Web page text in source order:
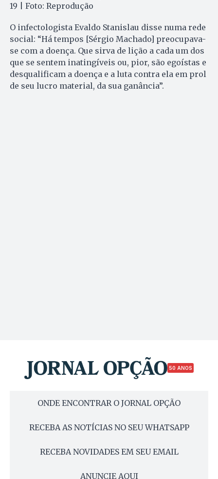
19 | Foto: Reprodução
O infectologista Evaldo Stanislau disse numa rede
social: “Há tempos [Sérgio Machado] preocupava-
se com a doença. Que sirva de lição a cada um dos
que se sentem inatingíveis ou, pior, são egoístas e
desqualificam a doença e a luta contra ela em prol
de seu lucro material, da sua ganância”.
50 ANOS
ONDE ENCONTRAR O JORNAL OPÇÃO
RECEBA AS NOTÍCIAS NO SEU WHATSAPP
RECEBA NOVIDADES EM SEU EMAIL
ANUNCIE AQUI